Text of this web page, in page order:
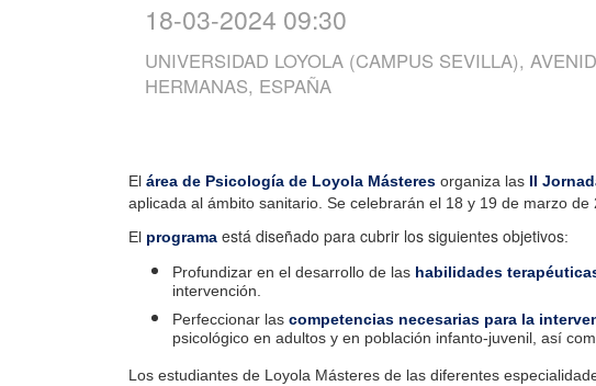
18-03-2024 09:30
UNIVERSIDAD LOYOLA (CAMPUS SEVILLA),
HERMANAS, ESPAÑA
El área de Psicología de Loyola Másteres organiza las II
aplicada al ámbito sanitario. Se celebrarán el 18 y 19 de marzo de
El programa está diseñado para cubrir los siguientes objetivos:
Profundizar en el desarrollo de las habilidades
intervención.
Perfeccionar las competencias necesarias para la
psicológico en adultos y en población infanto-juvenil, así
Los estudiantes de Loyola Másteres de las diferentes